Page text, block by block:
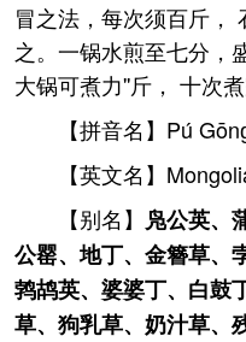
冒之法，每次须百斤，
之。一锅水煎至七分，
大锅可煮力''斤， 十次
【拼音名】Pú
【英文名】
【别名】 凫公英、
公罂、地丁、金簪草、
鹁鸪英、婆婆丁、白鼓
草、狗乳草、奶汁草、